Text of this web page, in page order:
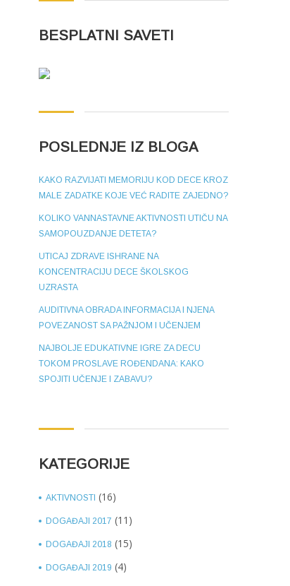
BESPLATNI SAVETI
POSLEDNJE IZ BLOGA
KAKO RAZVIJATI MEMORIJU KOD DECE KROZ
MALE ZADATKE KOJE VEĆ RADITE ZAJEDNO?
KOLIKO VANNASTAVNE AKTIVNOSTI UTIČU NA
SAMOPOUZDANJE DETETA?
UTICAJ ZDRAVE ISHRANE NA
KONCENTRACIJU DECE ŠKOLSKOG
UZRASTA
AUDITIVNA OBRADA INFORMACIJA I NJENA
POVEZANOST SA PAŽNJOM I UČENJEM
NAJBOLJE EDUKATIVNE IGRE ZA DECU
TOKOM PROSLAVE ROĐENDANA: KAKO
SPOJITI UČENJE I ZABAVU?
KATEGORIJE
AKTIVNOSTI (16)
DOGAĐAJI 2017 (11)
DOGAĐAJI 2018 (15)
DOGAĐAJI 2019 (4)